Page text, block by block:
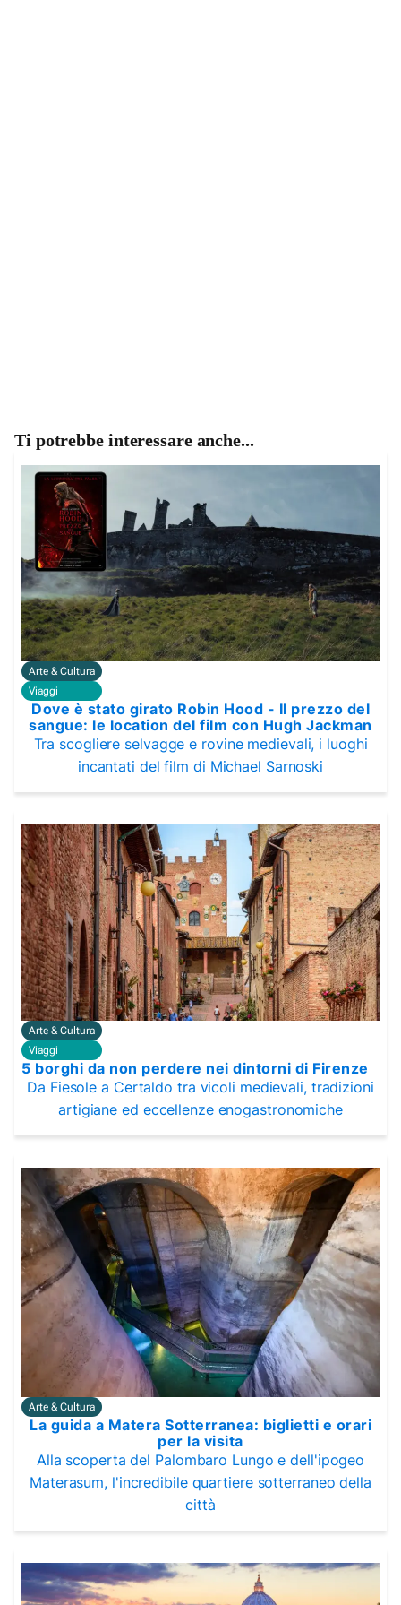
Ti potrebbe interessare anche...
Arte & Cultura
Viaggi
Dove è stato girato Robin Hood - Il prezzo del
sangue: le location del film con Hugh Jackman
Tra scogliere selvagge e rovine medievali, i luoghi
incantati del film di Michael Sarnoski
Arte & Cultura
Viaggi
5 borghi da non perdere nei dintorni di Firenze
Da Fiesole a Certaldo tra vicoli medievali, tradizioni
artigiane ed eccellenze enogastronomiche
Arte & Cultura
La guida a Matera Sotterranea: biglietti e orari
per la visita
Alla scoperta del Palombaro Lungo e dell'ipogeo
Materasum, l'incredibile quartiere sotterraneo della
città